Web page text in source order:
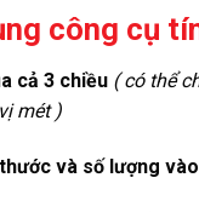
công cụ
cả 3 chiều ( có thể
mét )
và số lượng vào